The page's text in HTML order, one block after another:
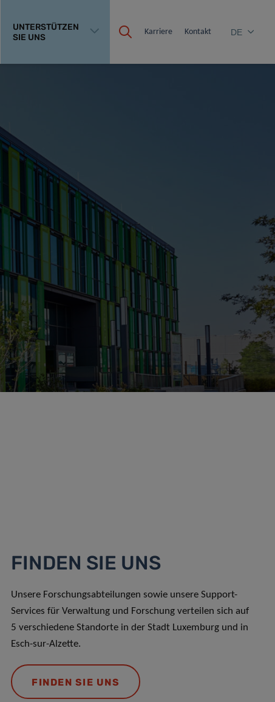
UNTERSTÜTZEN
SIE UNS
Karriere Kontakt DE
FINDEN SIE UNS
Unsere Forschungsabteilungen sowie unsere Support-
Services für Verwaltung und Forschung verteilen sich auf
5 verschiedene Standorte in der Stadt Luxemburg und in
Esch-sur-Alzette.
FINDEN SIE UNS